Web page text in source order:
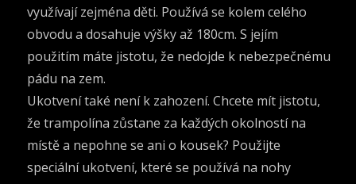
využívají zejména děti. Používá se kolem celého
obvodu a dosahuje výšky až 180cm. S jejím
použitím máte jistotu, že nedojde k nebezpečnému
pádu na zem.
Ukotvení také není k zahození. Chcete mít jistotu,
že trampolína zůstane za každých okolností na
místě a nepohne se ani o kousek? Použijte
speciální ukotvení, které se používá na nohy